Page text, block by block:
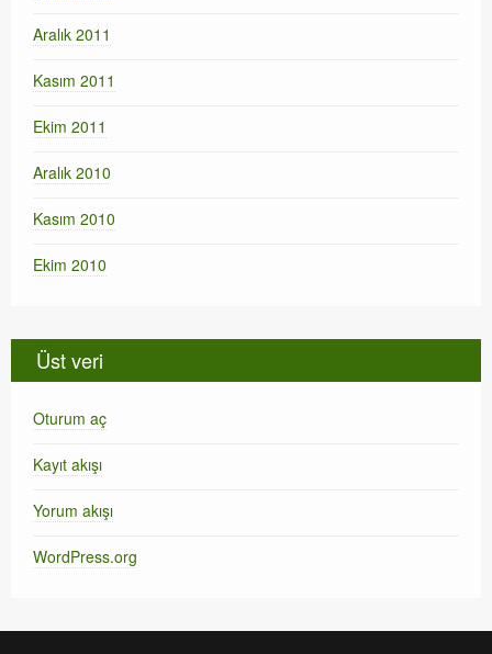
Aralık 2011
Kasım 2011
Ekim 2011
Aralık 2010
Kasım 2010
Ekim 2010
Üst veri
Oturum aç
Kayıt akışı
Yorum akışı
WordPress.org